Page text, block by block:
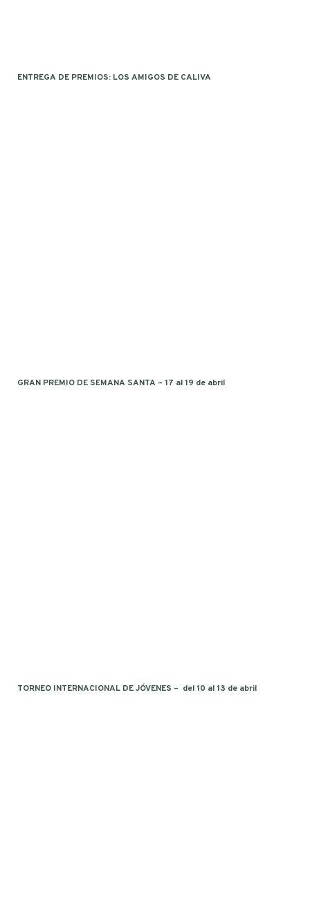
ENTREGA DE PREMIOS: LOS AMIGOS DE CALIVA
GRAN PREMIO DE SEMANA SANTA – 17 al 19 de abril
TORNEO INTERNACIONAL DE JÓVENES – del 10 al 13 de abril